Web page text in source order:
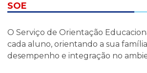
SOE
O Serviço de Orientação
cada aluno, orientando a sua
desempenho e integração no